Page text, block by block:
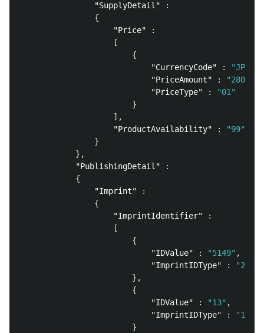
"SupplyDetail"
:
{
"Price"
:
[
{
"CurrencyCode"
: "JPY"
"PriceAmount"
: "2800"
"PriceType"
:
"01"
}
],
"ProductAvailability"
:
"99"
}
},
"PublishingDetail"
:
{
"Imprint"
:
{
"ImprintIdentifier"
:
[
{
"IDValue"
: "5149" ,
"ImprintIDType"
:
"24"
},
{
"IDValue"
: "13" ,
"ImprintIDType"
:
"19"
}